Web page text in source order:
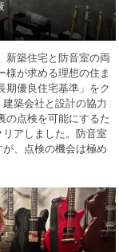
新築住宅と防音室の両
様が求める理想の住ま
期優良住宅基準」をク
築会社と設計の協力
の点検を可能にするた
アしました。防音室
、点検の機会は極め